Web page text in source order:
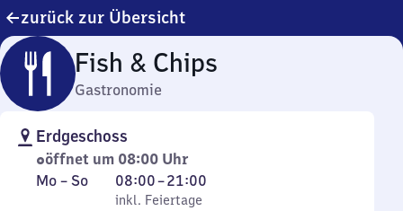
zurück zur Übersicht
Fish & Chips
Gastronomie
Erdgeschoss
öffnet um 08:00 Uhr
Montag
Mo – So,
inkl. Feiertage
08:00–21:00
Von
8
inkl. Feiertage